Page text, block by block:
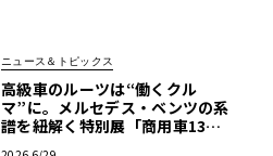
ニュース＆トピックス
高級車のルーツは“働くクル
マ”に。メルセデス・ベンツの系
譜を紐解く特別展「商用車130